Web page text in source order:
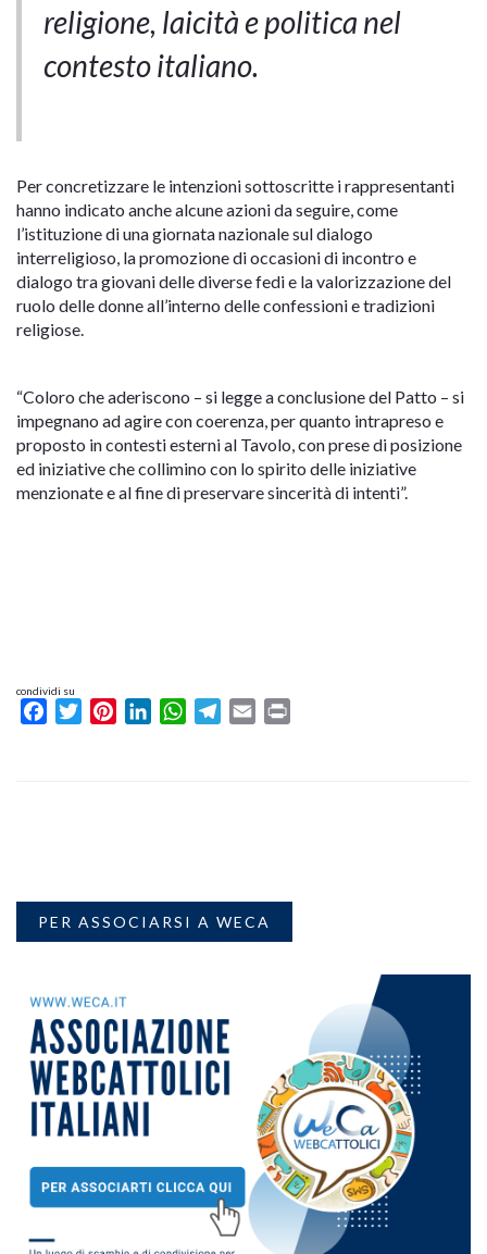
religione, laicità e politica nel
contesto italiano.
Per concretizzare le intenzioni sottoscritte i rappresentanti
hanno indicato anche alcune azioni da seguire, come
l’istituzione di una giornata nazionale sul dialogo
interreligioso, la promozione di occasioni di incontro e
dialogo tra giovani delle diverse fedi e la valorizzazione del
ruolo delle donne all’interno delle confessioni e tradizioni
religiose.
“Coloro che aderiscono – si legge a conclusione del Patto – si
impegnano ad agire con coerenza, per quanto intrapreso e
proposto in contesti esterni al Tavolo, con prese di posizione
ed iniziative che collimino con lo spirito delle iniziative
menzionate e al fine di preservare sincerità di intenti”.
condividi su
FacebookTwitterPinterestLinkedInWhatsAppTelegram
Email
PER ASSOCIARSI A WECA